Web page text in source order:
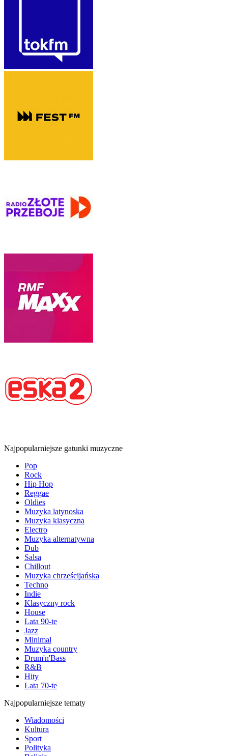
Najpopularniejsze gatunki muzyczne
Pop
Rock
Hip Hop
Reggae
Oldies
Muzyka latynoska
Muzyka klasyczna
Electro
Muzyka alternatywna
Dub
Salsa
Chillout
Muzyka chrześcijańska
Techno
Indie
Klasyczny rock
House
Lata 90-te
Jazz
Minimal
Muzyka country
Drum'n'Bass
R&B
Hity
Lata 70-te
Najpopularniejsze tematy
Wiadomości
Kultura
Sport
Polityka